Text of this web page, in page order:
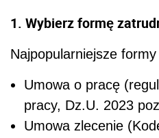
1. Wybierz formę
Najpopularniejsze formy
Umowa o pracę
pracy, Dz.U. 2023
Umowa zlecenie